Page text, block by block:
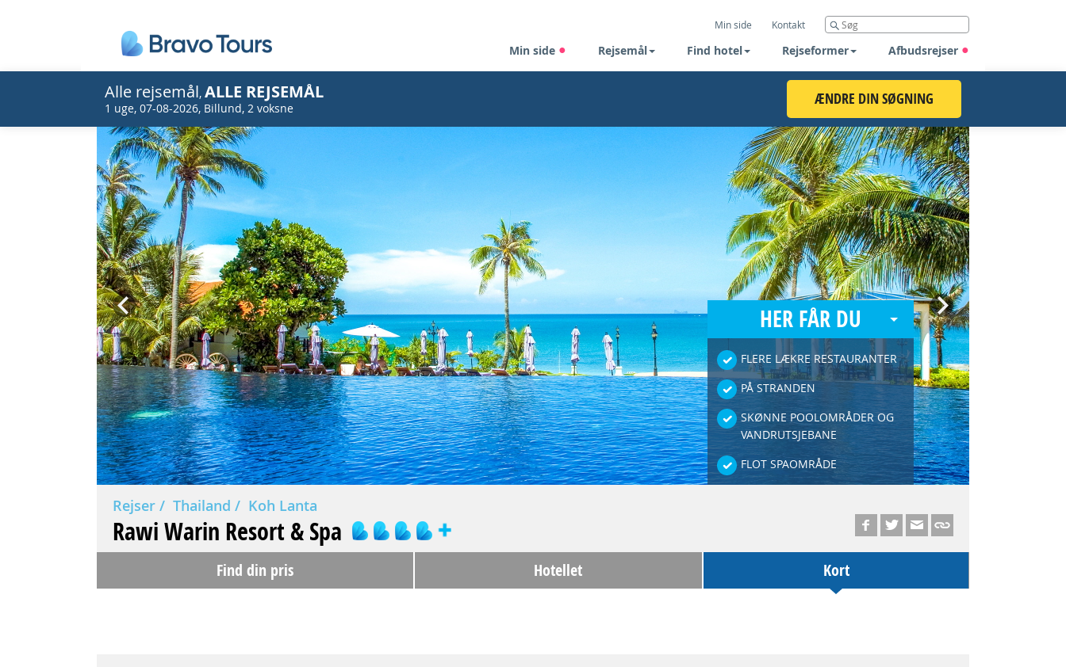
Min side Kontakt
Min side Rejsemål Find hotel Rejseformer Afbudsrejser
Alle rejsemål, ALLE REJSEMÅL
1 uge, 07-08-2026, Billund, 2 voksne ÆNDRE DIN SØGNING
HER FÅR DU
FLERE LÆKRE RESTAURANTER
PÅ STRANDEN
SKØNNE POOLOMRÅDER OG
VANDRUTSJEBANE
FLOT SPAOMRÅDE
Prev Next
Rejser Thailand Koh Lanta
Rawi Warin Resort & Spa
Find din pris Hotellet Kort